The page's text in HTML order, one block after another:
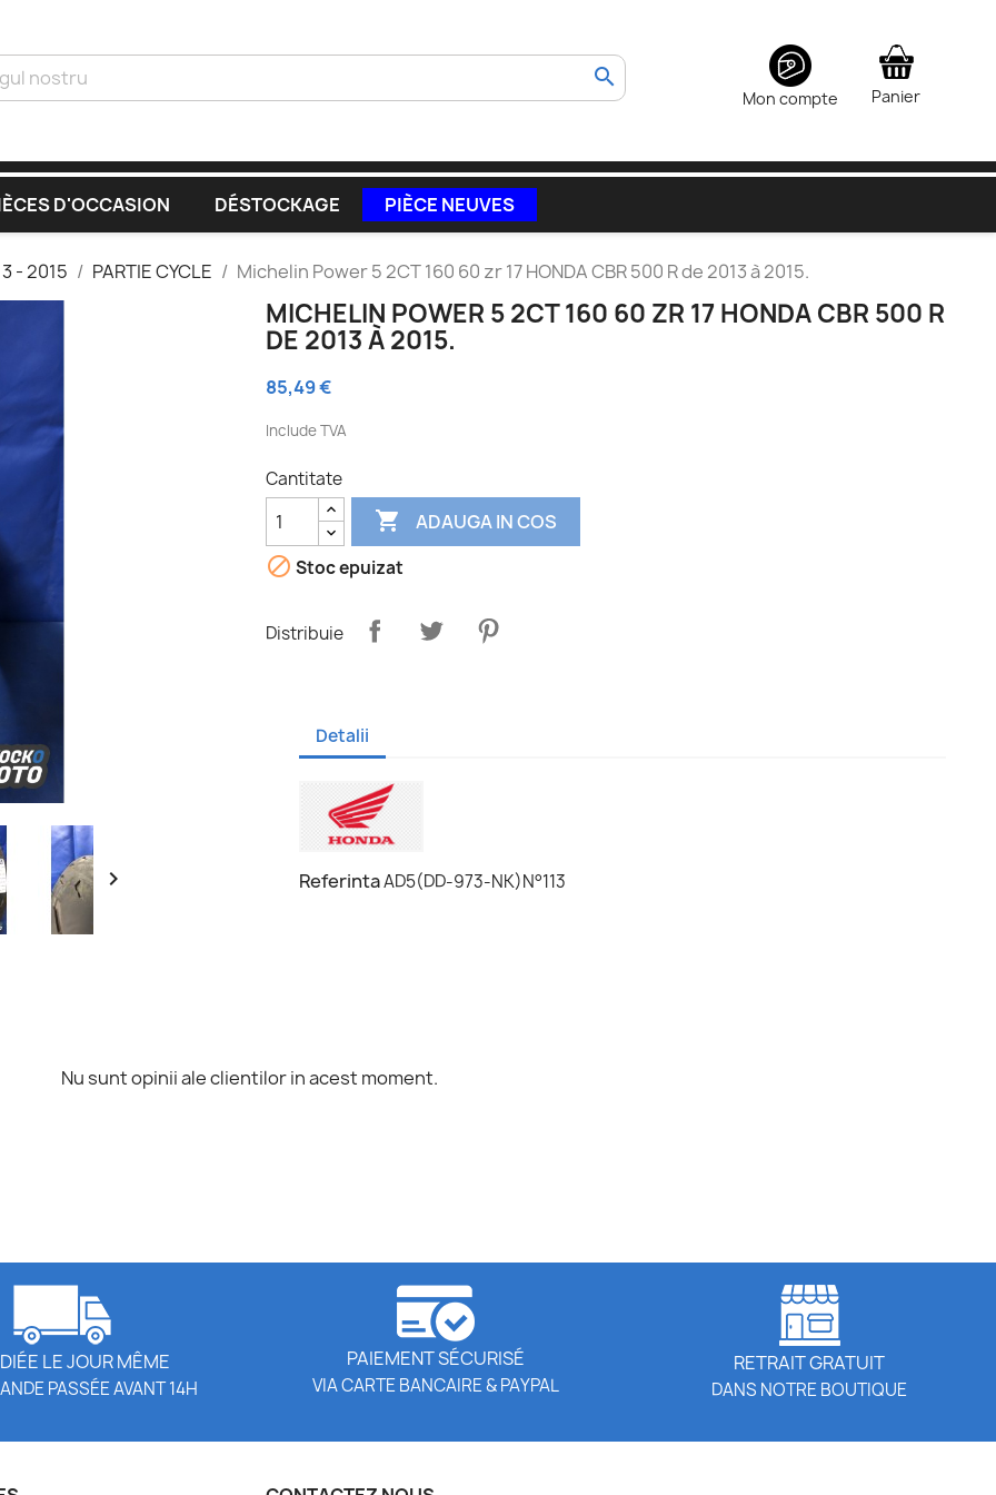
search
Mon compte Panier
D'OCCASION DÉSTOCKAGE PIÈCE NEUVES
- 2015 PARTIE CYCLE Michelin Power 5 2CT 160 60 zr 17 HONDA CBR 500 R de 2013 à 2015.

MICHELIN POWER 5 2CT 160 60 ZR 17 HONDA CBR 500 R
DE 2013 À 2015.
85,49 €
Include TVA
Cantitate
 ADAUGA IN COS
 Stoc epuizat
Distribuie
Detalii
ReferintaAD5(DD-973-NK)N°113
Nu sunt opinii ale clientilor in acest moment.
LE JOUR MÊME
PASSÉE AVANT 14H
PAIEMENT SÉCURISÉ
VIA CARTE BANCAIRE & PAYPAL
RETRAIT GRATUIT
DANS NOTRE BOUTIQUE